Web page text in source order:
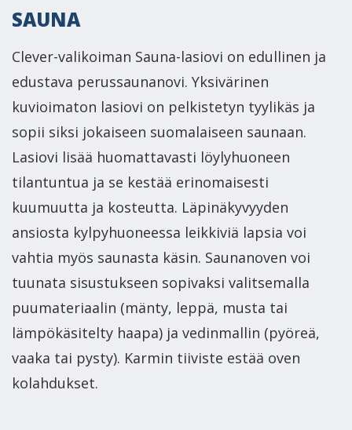
SAUNA
Clever-valikoiman Sauna-lasiovi on edullinen ja
edustava perussaunanovi. Yksivärinen
kuvioimaton lasiovi on pelkistetyn tyylikäs ja
sopii siksi jokaiseen suomalaiseen saunaan.
Lasiovi lisää huomattavasti löylyhuoneen
tilantuntua ja se kestää erinomaisesti
kuumuutta ja kosteutta. Läpinäkyvyyden
ansiosta kylpyhuoneessa leikkiviä lapsia voi
vahtia myös saunasta käsin. Saunanoven voi
tuunata sisustukseen sopivaksi valitsemalla
puumateriaalin (mänty, leppä, musta tai
lämpökäsitelty haapa) ja vedinmallin (pyöreä,
vaaka tai pysty). Karmin tiiviste estää oven
kolahdukset.